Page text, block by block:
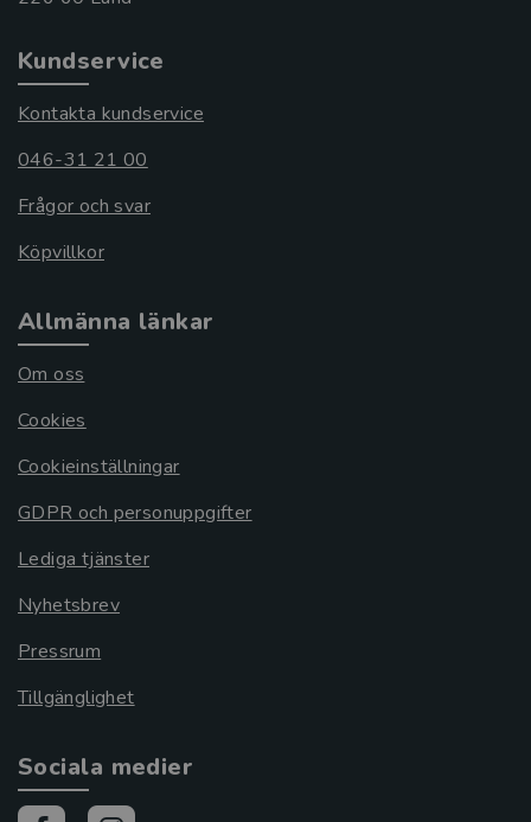
Kundservice
Kontakta kundservice
046-31 21 00
Frågor och svar
Köpvillkor
Allmänna länkar
Om oss
Cookies
Cookieinställningar
GDPR och personuppgifter
Lediga tjänster
Nyhetsbrev
Pressrum
Tillgänglighet
Sociala medier